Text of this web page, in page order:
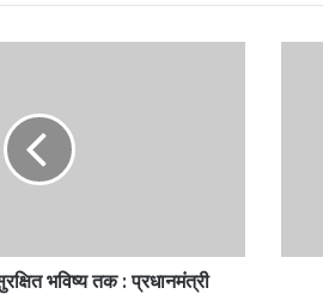
भविष्य तक : प्रधानमंत्री